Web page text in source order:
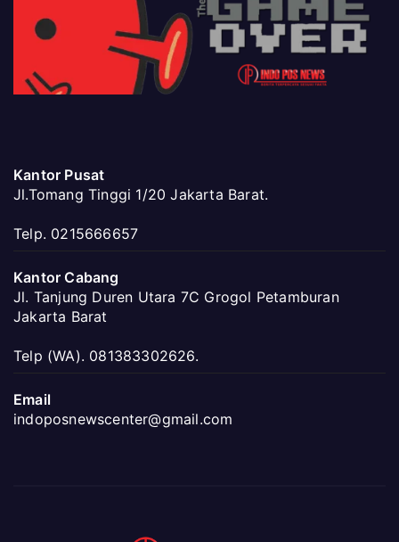
Kantor Pusat
Jl.Tomang Tinggi 1/20 Jakarta Barat.
Telp. 0215666657
Kantor Cabang
Jl. Tanjung Duren Utara 7C Grogol Petamburan
Jakarta Barat
Telp (WA). 081383302626.
Email
indoposnewscenter@gmail.com